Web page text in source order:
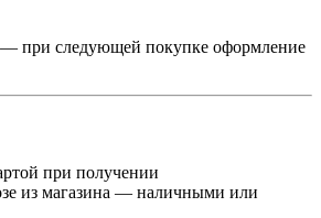
при следующей покупке оформление
при получении
из магазина — наличными или